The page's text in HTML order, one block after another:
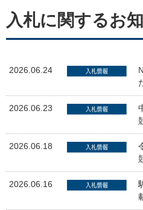
入札に関するお
2026.06.24
2026.06.23
2026.06.18
2026.06.16